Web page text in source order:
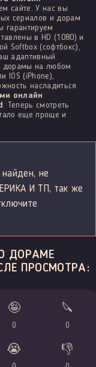
сайте. У нас вы
сериалов и дорам
гарантируем
в HD (1080) и
Softbox (софтбокс),
адаптивный
дорамы на любом
IOS (iPhone),
насладиться
онлайн
. Теперь смотреть
еще проще и
не
И ТП, так же
ДОРАМЕ
ПРОСМОТРА:
🤪
0
🔪
0
😭 👎